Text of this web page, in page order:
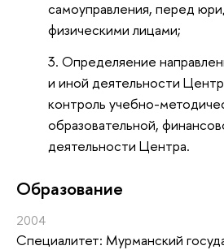
самоуправления, перед
физическими лицами;
Определяение
и иной деятельности
контроль учебно-
образовательной,
деятельности Центра.
Oбразование
2004
Специалитет: Мурманский